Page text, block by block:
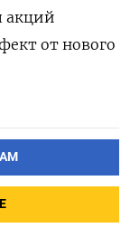
акций
от нового